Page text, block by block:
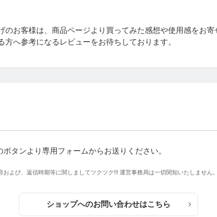
お客様は、商品ページより買ってみた感想や使用感をお寄
へ参考になるレビューをお待ちしております。
タンより専用フォームからお送りください。
よび、返信時期等に関しましてツクツク!!! 運営事務局は一切関知いたしません。
ショップへのお問い合わせはこちら